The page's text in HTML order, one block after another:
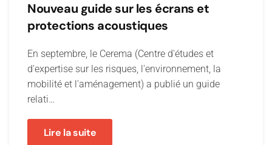
Nouveau guide sur les écrans et
protections acoustiques
En septembre, le Cerema (Centre d'études et
d'expertise sur les risques, l'environnement, la
mobilité et l'aménagement) a publié un guide
relati…
Lire la suite